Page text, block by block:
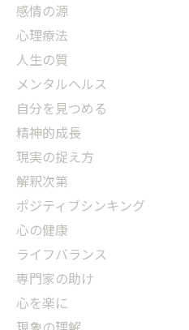
感情の源
心理療法
人生の質
メンタルヘルス
自分を見つめる
精神的成長
現実の捉え方
解釈次第
ポジティブシンキング
心の健康
ライフバランス
専門家の助け
心を楽に